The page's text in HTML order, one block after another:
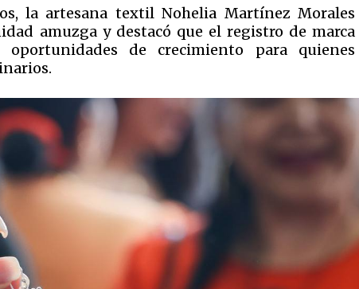
la artesana textil Nohelia Martínez Morales
amuzga y destacó que el registro de marca
de crecimiento para quienes